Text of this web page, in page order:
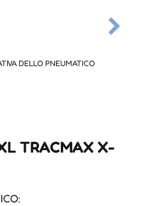
DELLO PNEUMATICO
TRACMAX X-